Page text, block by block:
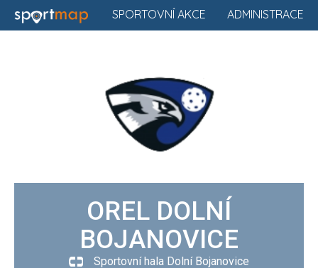
ADMINISTRACE
SPORTOVNÍ AKCE
OREL DOLNÍ
BOJANOVICE
Sportovní hala Dolní Bojanovice